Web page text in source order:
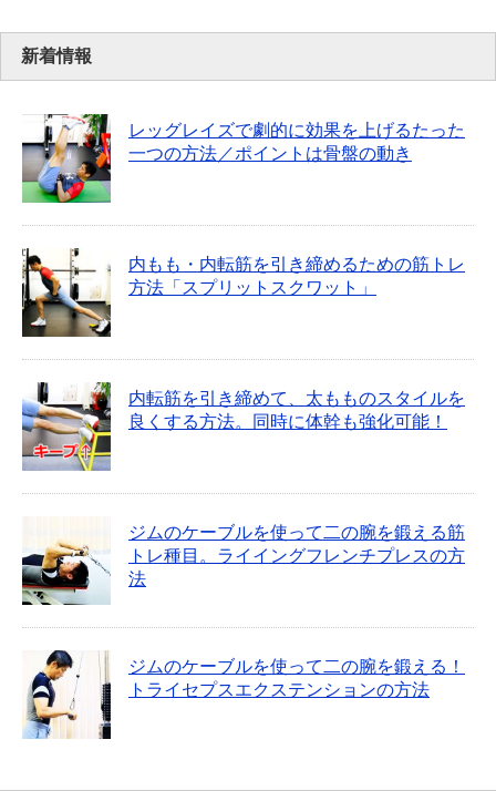
新着情報
レッグレイズで劇的に効果を上げるたった
一つの方法／ポイントは骨盤の動き
内もも・内転筋を引き締めるための筋トレ
方法「スプリットスクワット」
内転筋を引き締めて、太もものスタイルを
良くする方法。同時に体幹も強化可能！
ジムのケーブルを使って二の腕を鍛える筋
トレ種目。ライイングフレンチプレスの方
法
ジムのケーブルを使って二の腕を鍛える！
トライセプスエクステンションの方法